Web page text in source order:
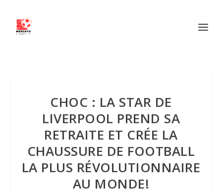
CHOC : LA STAR DE
LIVERPOOL PREND SA
RETRAITE ET CRÉE LA
CHAUSSURE DE FOOTBALL
LA PLUS RÉVOLUTIONNAIRE
AU MONDE!